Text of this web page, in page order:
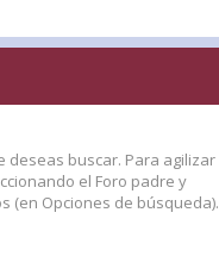
deseas buscar. Para agilizar
el Foro padre y
(en Opciones de búsqueda).